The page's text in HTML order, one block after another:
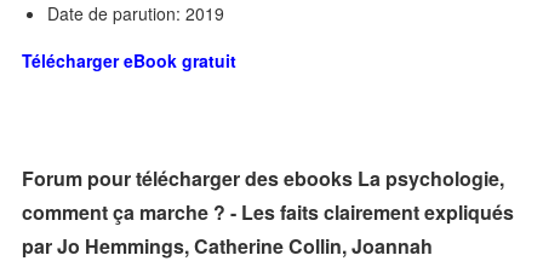
Date de parution: 2019
Télécharger eBook gratuit
Forum pour télécharger des ebooks La psychologie,
comment ça marche ? - Les faits clairement expliqués
par Jo Hemmings, Catherine Collin, Joannah